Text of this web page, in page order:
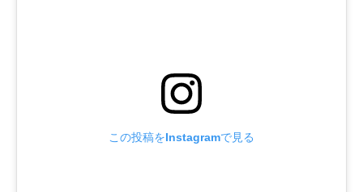
この投稿をInstagramで見る